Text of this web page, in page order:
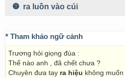
ra luồn vào cúi
* Tham khảo ngữ cảnh
Trương hỏi giọng đùa :
Thế nào anh , đã chết chưa ?
Chuyên đưa tay ra hiệu không